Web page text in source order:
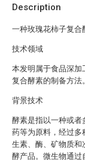
Description
一种玫瑰花柿子复合
技术领域
本发明属于食品深加
复合酵素的制备方法。
背景技术
酵素是指以一种或者
药等为原料，经过多
生素、酶、矿物质和
酵产品。微生物通过